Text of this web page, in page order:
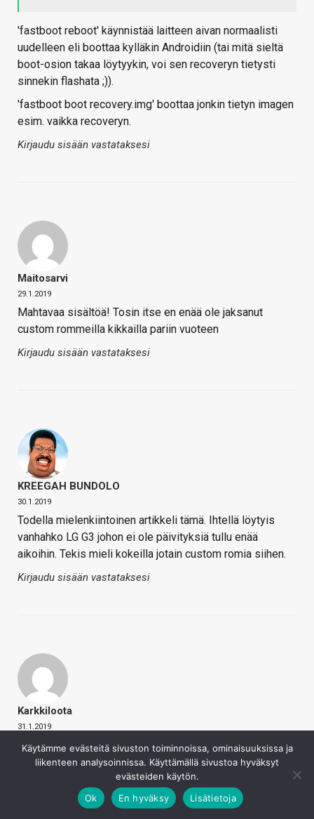
'fastboot reboot' käynnistää laitteen aivan normaalisti
uudelleen eli boottaa kylläkin Androidiin (tai mitä sieltä
boot-osion takaa löytyykin, voi sen recoveryn tietysti
sinnekin flashata ;)).
'fastboot boot recovery.img' boottaa jonkin tietyn imagen
esim. vaikka recoveryn.
Kirjaudu sisään vastataksesi
Maitosarvi
29.1.2019
Mahtavaa sisältöä! Tosin itse en enää ole jaksanut
custom rommeilla kikkailla pariin vuoteen
Kirjaudu sisään vastataksesi
KREEGAH BUNDOLO
30.1.2019
Todella mielenkiintoinen artikkeli tämä. Ihtellä löytyis
vanhahko LG G3 johon ei ole päivityksiä tullu enää
aikoihin. Tekis mieli kokeilla jotain custom romia siihen.
Kirjaudu sisään vastataksesi
Karkkiloota
31.1.2019
Enpä ole ennen nähnyt näin kattavaa tietopakettia
roottaamisesta. Vieläpä suomeksi. Foorumeilla on
varmasti asiaa enemmän kuin ehtii lukemaan, mutta on
aivan toista lukea asiasta artikkelimuodossa – alkaen
peruskäsitteistä.
Käytämme evästeitä sivuston toiminnoissa, ominaisuuksissa ja
liikenteen analysoinnissa. Käyttämällä sivustoa hyväksyt
evästeiden käytön.
Ok
En hyväksy Lisätietoja